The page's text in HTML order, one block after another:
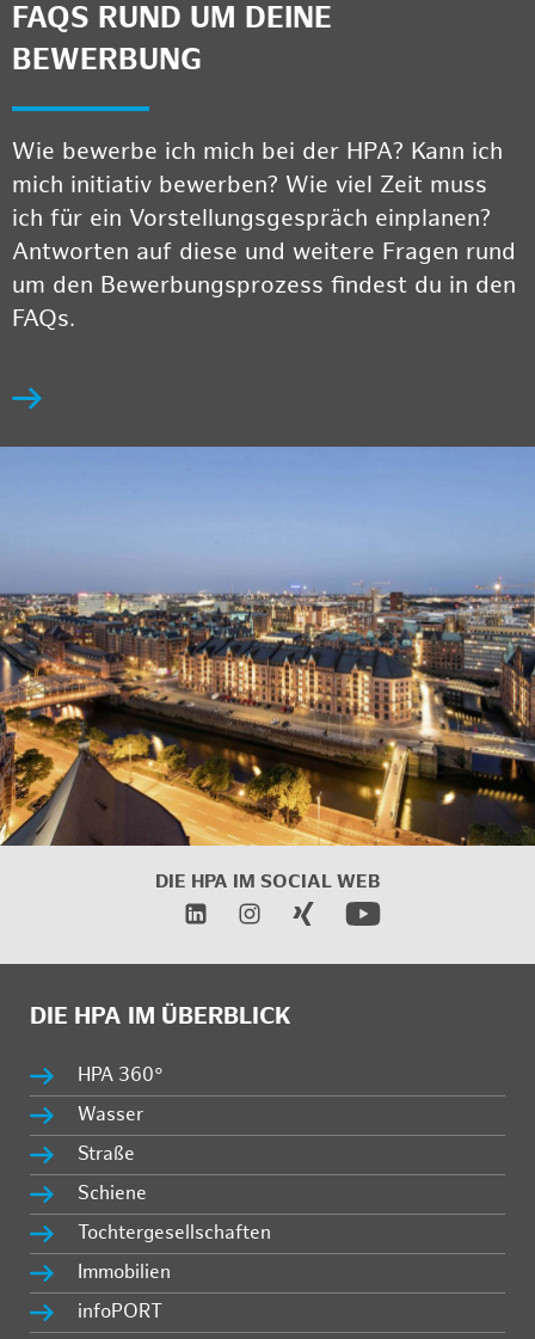
FAQS RUND UM DEINE
BEWERBUNG
Wie bewerbe ich mich bei der HPA? Kann ich
mich initiativ bewerben? Wie viel Zeit muss
ich für ein Vorstellungsgespräch einplanen?
Antworten auf diese und weitere Fragen rund
um den Bewerbungsprozess findest du in den
FAQs.
DIE HPA IM SOCIAL WEB
DIE HPA IM ÜBERBLICK
HPA 360°
Wasser
Straße
Schiene
Tochtergesellschaften
Immobilien
infoPORT